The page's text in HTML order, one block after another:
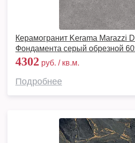
Керамогранит Kerama Marazzi
Фондамента серый обрезной
4302 руб. / кв.м.
Подробнее